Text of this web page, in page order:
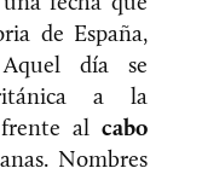
de España,
día se
a la
frente alcabo
Nombres